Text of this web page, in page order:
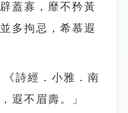
蓋寡，靡不矜黃
多拘忌，希慕遐
詩經．小雅．南
遐不眉壽。」